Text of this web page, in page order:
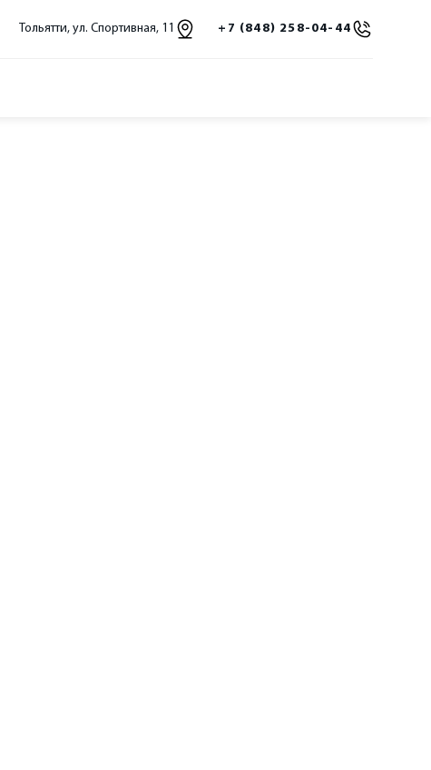
Тольятти, ул. Спортивная, 11 +7 (848) 258-04-44